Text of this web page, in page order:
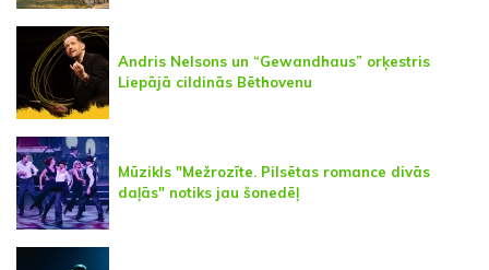
Andris Nelsons un “Gewandhaus” orķestris
Liepājā cildinās Bēthovenu
Mūzikls "Mežrozīte. Pilsētas romance divās
daļās" notiks jau šonedēļ